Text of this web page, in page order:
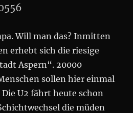
Will man das? Inmitten
erhebt sich die riesige
Aspern“. 20000
sollen hier einmal
U2 fährt heute schon
die müden